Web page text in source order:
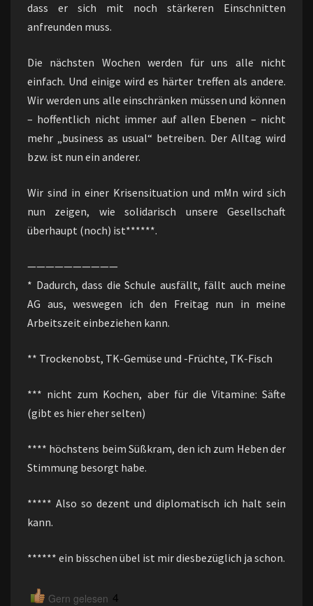
dass er sich mit noch stärkeren Einschnitten
anfreunden muss.
Die nächsten Wochen werden für uns alle nicht
einfach. Und einige wird es härter treffen als andere.
Wir werden uns alle einschränken müssen und können
– hoffentlich nicht immer auf allen Ebenen – nicht
mehr „business as usual“ betreiben. Der Alltag wird
bzw. ist nun ein anderer.
Wir sind in einer Krisensituation und mMn wird sich
nun zeigen, wie solidarisch unsere Gesellschaft
überhaupt (noch) ist******.
——————————
* Dadurch, dass die Schule ausfällt, fällt auch meine
AG aus, weswegen ich den Freitag nun in meine
Arbeitszeit einbeziehen kann.
** Trockenobst, TK-Gemüse und -Früchte, TK-Fisch
*** nicht zum Kochen, aber für die Vitamine: Säfte
(gibt es hier eher selten)
**** höchstens beim Süßkram, den ich zum Heben der
Stimmung besorgt habe.
***** Also so dezent und diplomatisch ich halt sein
kann.
****** ein bisschen übel ist mir diesbezüglich ja schon.
Gern gelesen 4